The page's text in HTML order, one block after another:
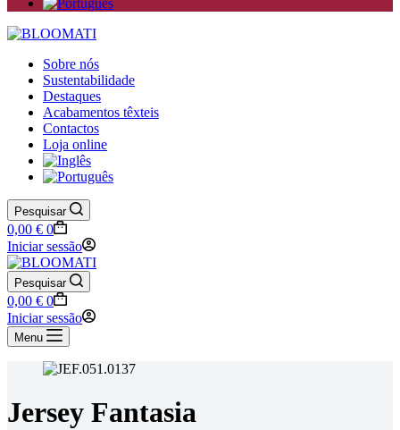
Sobre nós
Sustentabilidade
Destaques
Acabamentos têxteis
Contactos
Loja online
Pesquisar
Carrinho
de
compras
0,00 € 0
Iniciar sessão
Pesquisar
Carrinho
de
compras
0,00 € 0
Iniciar sessão
Menu
Jersey Fantasia